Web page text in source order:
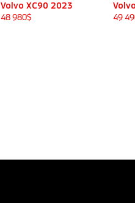
Volvo XC60 2024
49 490